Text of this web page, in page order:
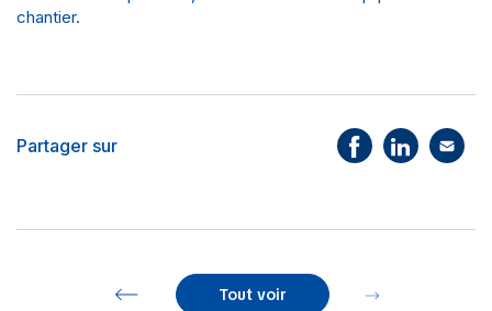
chantier.
Partager sur
Tout voir